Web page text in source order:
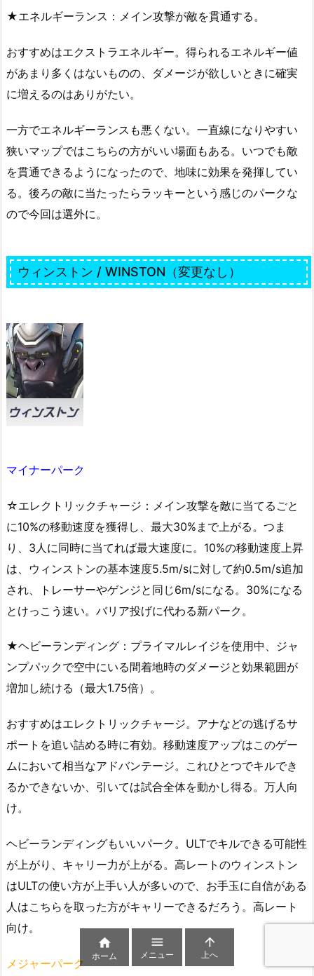
★エネルギーランス：メイン攻撃が敵を貫通する。
おすすめはエクストラエネルギー。得られるエネルギー値
があまり多くはないものの、ダメージが欲しいときに確実
に増えるのはありがたい。
一方でエネルギーランスも悪くない。一直線になりやすい
狭いマップではこちらの方がいい場面もある。いつでも敵
を貫通できるようになったので、地味に効果を発揮してい
る。後ろの敵に当たったらラッキーという感じのパークな
ので今回は選外に。
ウィンストン / WINSTON（変更なし）
マイナーパーク
☆エレクトリックチャージ：メイン攻撃を敵に当てるごと
に10%の移動速度を獲得し、最大30%まで上がる。つま
り、3人に同時に当てれば最大速度に。10%の移動速度上昇
は、ウィンストンの基本速度5.5m/sに対して約0.5m/s追加
され、トレーサーやゲンジと同じ6m/sになる。30%になる
とけっこう速い。バリア投げに代わる新パーク。
★ヘビーランディング：プライマルレイジを使用中、ジャ
ンプパックで空中にいる間着地時のダメージと効果範囲が
増加し続ける（最大1.75倍）。
おすすめはエレクトリックチャージ。アナなどの逃げるサ
ポートを追い詰める時に有効。移動速度アップはこのゲー
ムにおいて相当なアドバンテージ。これひとつでキルでき
るかできないか、引いては試合全体を動かし得る。万人向
け。
ヘビーランディングもいいパーク。ULTでキルできる可能性
が上がり、キャリー力が上がる。高レートのウィンストン
はULTの使い方が上手い人が多いので、お手玉に自信がある
人はこちらを取った方がキャリーできるだろう。高レート
向け。
メジャーパーク

ホーム

メニュー

上へ